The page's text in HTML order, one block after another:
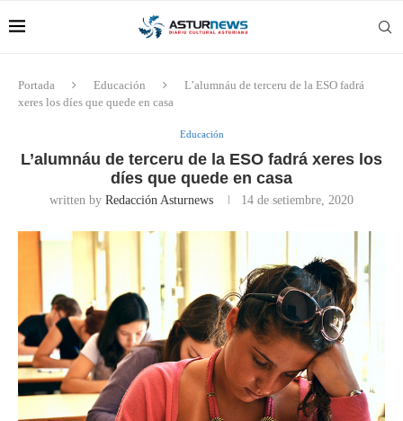
Portada Educación
L’alumnáu de terceru de la ESO fadrá
xeres los díes que quede en casa
Educación
L’alumnáu de terceru de la ESO fadrá xeres los
díes que quede en casa
written by Redacción Asturnews 14 de setiembre, 2020